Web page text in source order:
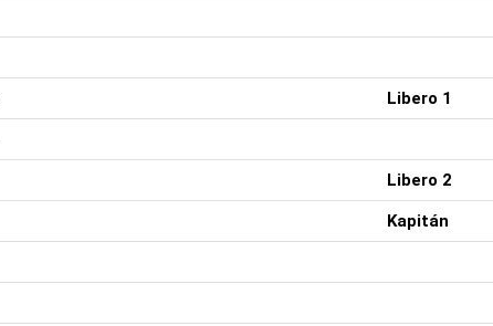
Libero 1
Libero 2
Kapitán